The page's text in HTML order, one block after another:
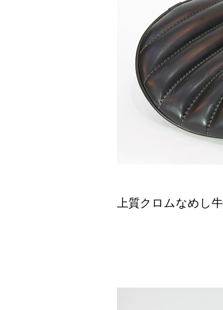
上質クロムなめし